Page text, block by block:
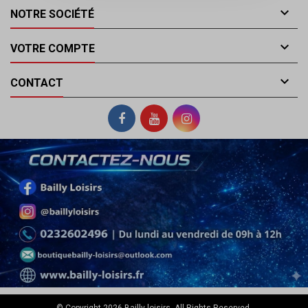
NOTRE SOCIÉTÉ 
VOTRE COMPTE 
CONTACT 